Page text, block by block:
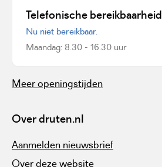
Telefonische bereikbaarheid
Nu niet bereikbaar.
Maandag: 8.30 - 16.30 uur
Meer openingstijden
Over druten.nl
Aanmelden nieuwsbrief
Over deze website